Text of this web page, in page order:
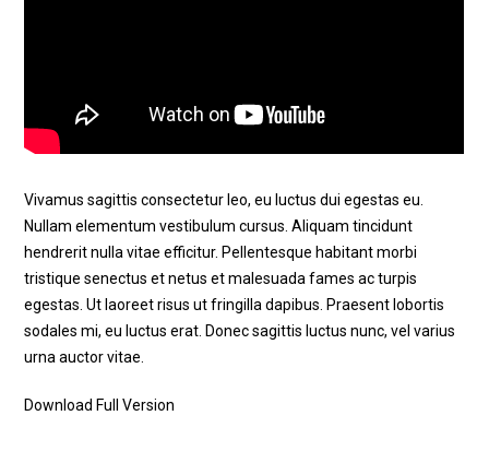
Vivamus sagittis consectetur leo, eu luctus dui egestas eu.
Nullam elementum vestibulum cursus. Aliquam tincidunt
hendrerit nulla vitae efficitur. Pellentesque habitant morbi
tristique senectus et netus et malesuada fames ac turpis
egestas. Ut laoreet risus ut fringilla dapibus. Praesent lobortis
sodales mi, eu luctus erat. Donec sagittis luctus nunc, vel varius
urna auctor vitae.
Download Full Version